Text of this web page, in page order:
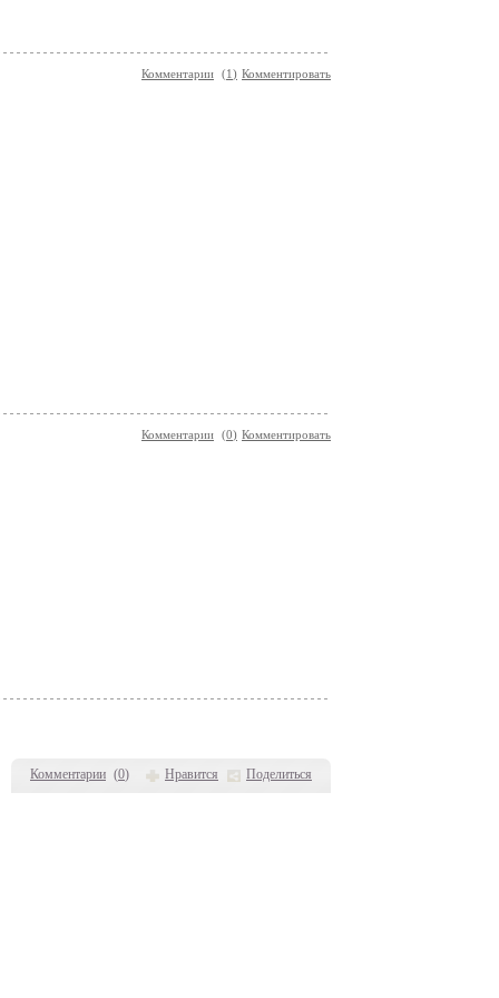
Комментарии (1) Комментировать
Комментарии (0) Комментировать
Комментарии (0) Нравится Поделиться